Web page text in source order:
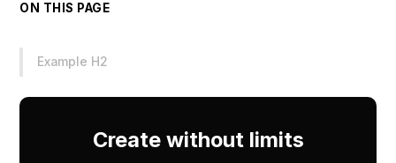
ON THIS PAGE
Example H2
Create without limits